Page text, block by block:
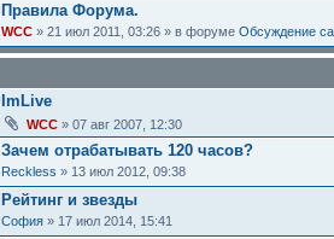
Правила Форума.
WCC » 21 июл 2011, 03:26 » в форуме Обсуждение
ImLive
WCC » 07 авг 2007, 12:30
Зачем отрабатывать 120 часов?
Reckless » 13 июл 2012, 09:38
Рейтинг и звезды
София » 17 июл 2014, 15:41